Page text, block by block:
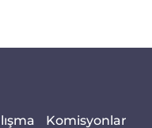
Komisyonlar